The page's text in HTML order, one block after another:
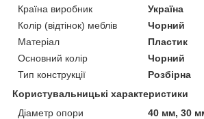
Країна виробник
Україна
Колір (відтінок) меблів
Чорний
Матеріал
Пластик
Основний колір
Чорний
Тип конструкції
Розбірна
Користувальницькі характеристики
Діаметр опори
40 мм, 30